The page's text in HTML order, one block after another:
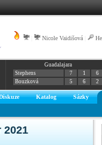
Nicole Vaidišová
Guadalajara
Stephens
7 1
6
Bouzková
5 6 2
Katalog Sázky
2021